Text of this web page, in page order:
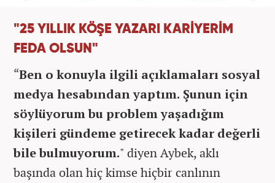
"25 YILLIK KÖŞE YAZARI KARİYERİM
FEDA OLSUN"
“Ben o konuyla ilgili açıklamaları sosyal
medya hesabından yaptım. Şunun için
söylüyorum bu problem yaşadığım
kişileri gündeme getirecek kadar değerli
bile bulmuyorum." diyen Aybek, aklı
başında olan hiç kimse hiçbir canlının